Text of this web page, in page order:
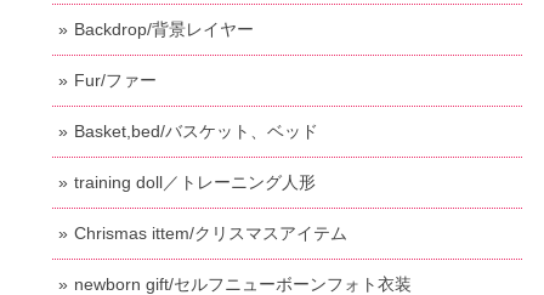
Backdrop/背景レイヤー
Fur/ファー
Basket,bed/バスケット、ベッド
training doll／トレーニング人形
Chrismas ittem/クリスマスアイテム
newborn gift/セルフニューボーンフォト衣装